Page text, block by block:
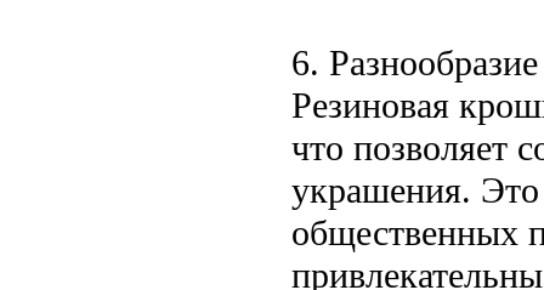
6.
Резиновая
что позволяет
украшения.
общественных